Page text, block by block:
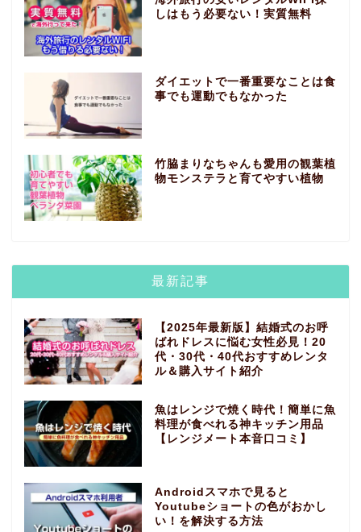
しはもう必要ない！実質無料
ダイエットで一番重要なことは食
事でも運動でもなかった
竹脇まりなちゃんも愛用の観葉植
物モンステラと育てやすい植物
最新記事
【2025年最新版】結婚式のお呼
ばれドレスに悩む女性必見！20
代・30代・40代おすすめレンタ
ル＆購入サイト紹介
魚はレンジで焼く時代！簡単に魚
料理が食べれる神キッチン用品
【レンジメート本音口コミ】
Androidスマホで見ると
Youtubeショートの色がおかし
い！を解決する方法